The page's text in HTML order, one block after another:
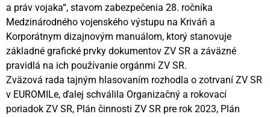
a práv vojaka“, stavom zabezpečenia 28. ročníka
Medzinárodného vojenského výstupu na Kriváň a
Korporátnym dizajnovým manuálom, ktorý stanovuje
základné grafické prvky dokumentov ZV SR a záväzné
pravidlá na ich používanie orgánmi ZV SR.
Zväzová rada tajným hlasovaním rozhodla o zotrvaní ZV SR
v EUROMILe, ďalej schválila Organizačný a rokovací
poriadok ZV SR, Plán činnosti ZV SR pre rok 2023, Plán